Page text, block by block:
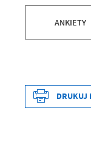
ANKIETY
DataDRUKUJ